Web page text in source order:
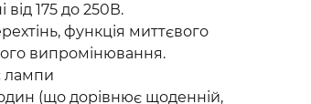
від 175 до 250В.
функція миттєвого
випромінювання.
лампи
(що дорівнює щоденній,